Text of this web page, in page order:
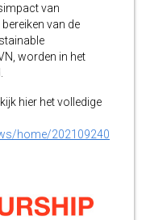
van
van de
worden in het
hier het volledige
home/202109240